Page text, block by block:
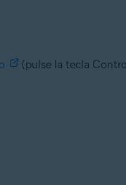
(pulse la tecla